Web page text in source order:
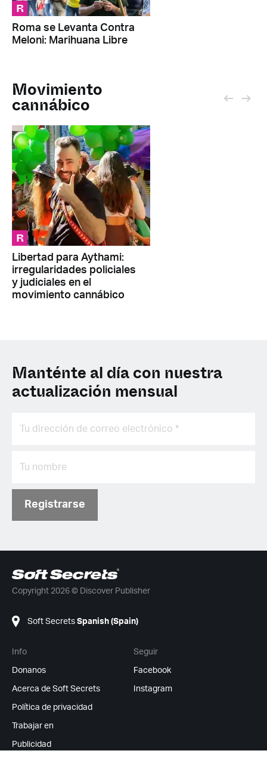
R
Roma se Levanta Contra
Meloni: Marihuana Libre
Movimiento
cannábico
R
Libertad para Aythami:
irregularidades policiales
y judiciales en el
movimiento cannábico
Manténte al día con nuestra
actualización mensual
Registrarse
Copyright 2026 © Discover Publisher
Soft Secrets Spanish (Spain)
Info
Donanos
Acerca de Soft Secrets
Política de privacidad
Trabajar en
Publicidad
Seguir
Facebook
Instagram